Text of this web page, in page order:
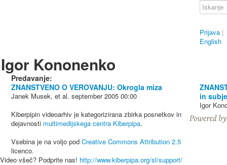
Prijava |
English
Igor Kononenko
Predavanje:
ZNANSTVENO O VEROVANJU: Okrogla miza
Janek Musek, et al. september 2005 00:00
in
Igor
Kiberpipin videoarhiv je kategorizirana zbirka posnetkov in
dejavnosti multimedijskega centra Kiberpipa.
Vsebina je na voljo pod Creative Commons Attribution 2.5
licenco.
Video všeč? Podprite nas! http://www.kiberpipa.org/sl/support/